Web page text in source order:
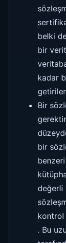
belki
bir
kadar
Bir
bir
değerli
kontrol
. Bu